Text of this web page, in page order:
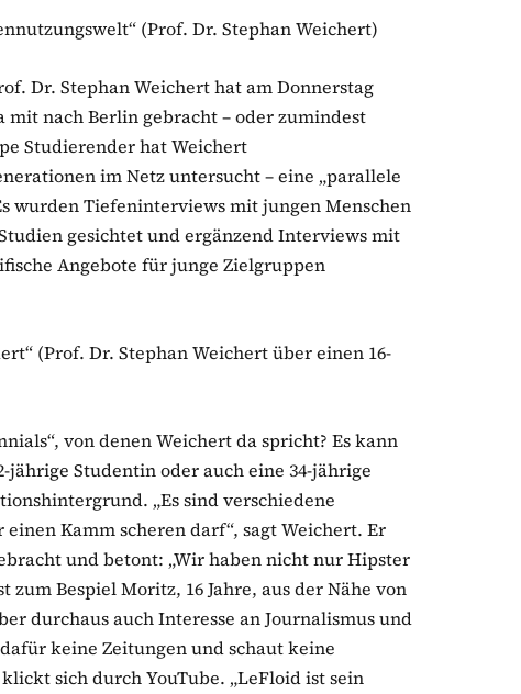
(Prof. Dr. Stephan Weichert)
Dr. Stephan Weichert hat am Donnerstag
nach Berlin gebracht – oder zumindest
Studierender hat Weichert
im Netz untersucht – eine „parallele
wurden Tiefeninterviews mit jungen Menschen
gesichtet und ergänzend Interviews mit
Angebote für junge Zielgruppen
(Prof. Dr. Stephan Weichert über einen 16-
von denen Weichert da spricht? Es kann
jährige Studentin oder auch eine 34-jährige
„Es sind verschiedene
Kamm scheren darf“, sagt Weichert. Er
und betont: „Wir haben nicht nur Hipster
zum Bespiel Moritz, 16 Jahre, aus der Nähe von
durchaus auch Interesse an Journalismus und
keine Zeitungen und schaut keine
sich durch YouTube. „LeFloid ist sein